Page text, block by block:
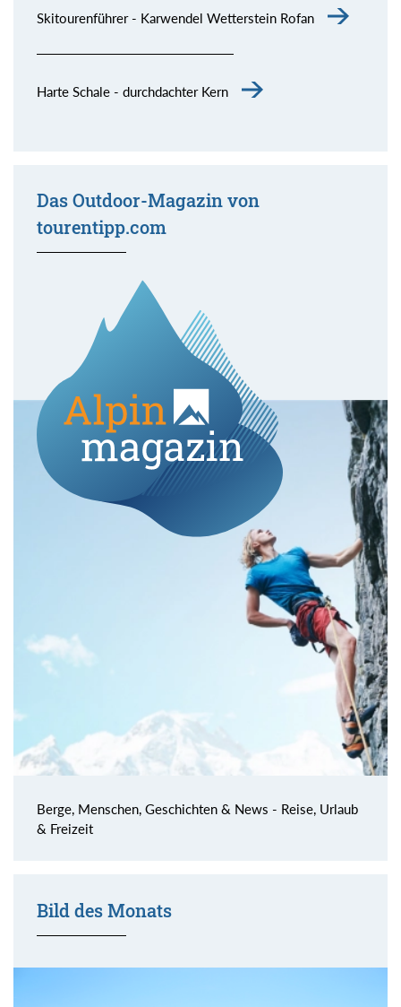
Skitourenführer - Karwendel Wetterstein Rofan
Harte Schale - durchdachter Kern
Das Outdoor-Magazin von
tourentipp.com
Berge, Menschen, Geschichten & News - Reise, Urlaub
& Freizeit
Bild des Monats